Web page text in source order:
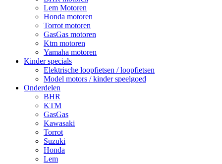
Lem Motoren
Honda motoren
Torrot motoren
GasGas motoren
Ktm motoren
Yamaha motoren
Kinder specials
Elektrische loopfietsen / loopfietsen
Model motors / kinder speelgoed
Onderdelen
BHR
KTM
GasGas
Kawasaki
Torrot
Suzuki
Honda
Lem